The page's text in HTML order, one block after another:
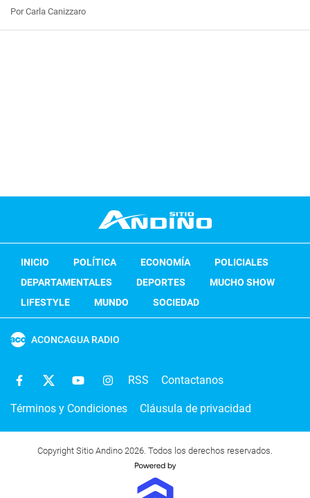
Por Carla Canizzaro
INICIO POLÍTICA ECONOMÍA
POLICIALES
DEPARTAMENTALES
DEPORTES
MUCHO SHOW
LIFESTYLE
MUNDO SOCIEDAD
ACONCAGUA RADIO
RSS Contactanos
Términos y Condiciones Cláusula de privacidad
Copyright Sitio Andino 2026. Todos los derechos reservados.